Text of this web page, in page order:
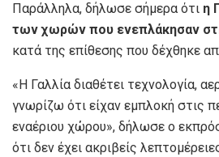
Παράλληλα, δήλωσε σήμερα ότι η
των χωρών που ενεπλάκησαν
κατά της επίθεσης που δέχθηκε
«Η Γαλλία διαθέτει τεχνολογία,
γνωρίζω ότι είχαν εμπλοκή στις
εναέριου χώρου», δήλωσε ο
ότι δεν έχει ακριβείς